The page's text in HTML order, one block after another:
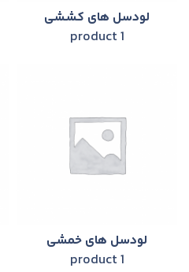
لودسل های كششی
1 product
لودسل های خمشی
1 product